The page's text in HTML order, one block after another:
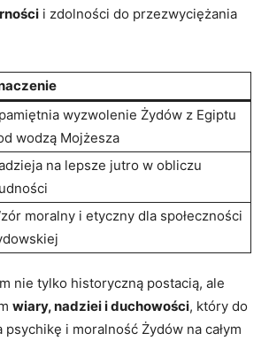
i zdolności do‍ przezwyciężania
wyzwolenie Żydów z Egiptu
wodzą Mojżesza
na lepsze jutro w‌ obliczu
moralny i etyczny dla społeczności
nie‍ tylko historyczną postacią, ale
wiary, nadziei i duchowości, który do
‍psychikę i moralność Żydów na⁣ całym